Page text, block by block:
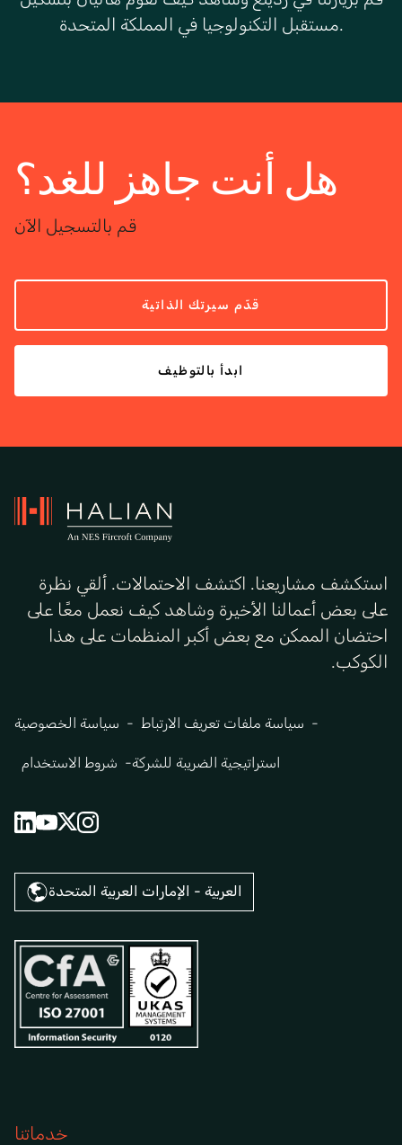
مستقبل التكنولوجيا في المملكة المتحدة.
هل أنت جاهز للغد؟
قم بالتسجيل الآن
قدّم سيرتك الذاتية
ابدأ بالتوظيف
استكشف مشاريعنا. اكتشف الاحتمالات. ألقي نظرة
على بعض أعمالنا الأخيرة وشاهد كيف نعمل معًا على
احتضان الممكن مع بعض أكبر المنظمات على هذا
الكوكب.
سياسة الخصوصية سياسة ملفات تعريف الارتباط
شروط الاستخدام استراتيجية الضريبة للشركة
العربية - الإمارات العربية المتحدة
خدماتنا